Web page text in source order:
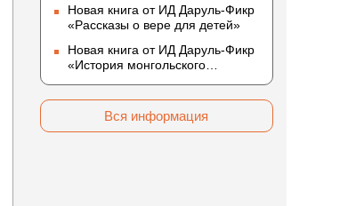
благородных)»
Новая книга от ИД Даруль-Фикр
«Рассказы о вере для детей»
Новая книга от ИД Даруль-Фикр
«История монгольского
Вся информация